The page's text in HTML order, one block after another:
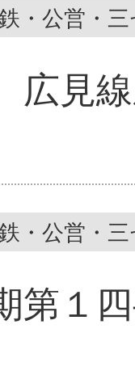
・公営・
見
・公営・
第１